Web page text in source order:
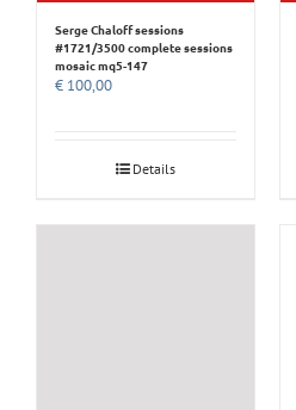
Serge Chaloff sessions
#1721/3500 complete sessions
mosaic mq5-147
€ 100,00
Details